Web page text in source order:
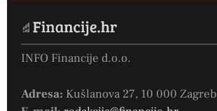
INFO Financije d.o.o.
Adresa: Kušlanova 27, 10 000 Zagreb